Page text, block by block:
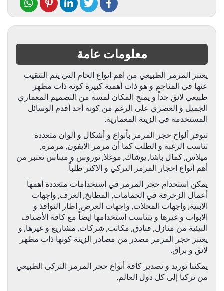
معلومات عامة
يعتبر المرمر الطبيعي من اهم انواع الخام التي يتم التنقيب
عنها في المناجم و هو ذات أهمية كبيرة كونه ذات مظهر
طبيعي لائق جداً و يمنح المكان لمسة من التصميم المعماري
الجميل و العصري على الرغم من كونه أحد أقدم الوسائل
المستخدمة في الزينة المعمارية.
تتوفر ألواح حجر المرمر بأنواع و أشكال و ألوان متعددة
تناسب الرغبة و الطلب كما أن مرمر الايفون, مرمرة,
ميلاس, كمال باشا, يوشاك, موغلا, توروس و ميناس تعتبر من
أهم أنواع احجار المرمر التركي و الاكثر طلباً.
يمكن استخدام حجر المرمر في استخدامات متعددة أهمها
أعمال الزخرفة في الحمامات, المطابخ, الغرف, واجهات
الابنية, واجهات المحلات, واجهات العرض, اطار النوافذ و
الابواب و غيرها و يتناسب استخدامها ايضاً مع كافة الأصناف
البيئية من منازل, فنادق, مكاتب, شركات, مشاريع و غيرها, و
يعتبر حجر المرمر مصدر من مصادر الزينة كونها ذات مظهر
لائق و براق.
يمكننا توريد و تصدير كافة أنواع حجر المرمر التركي الطبيعي
من تركيا إلى كل دول العالم.